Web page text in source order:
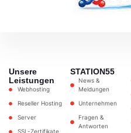
Unsere
Leistungen
Webhosting
Reseller Hosting
Server
SSL-Zertifikate
STATION55
News &
Meldungen
Unternehmen
Fragen &
Antworten